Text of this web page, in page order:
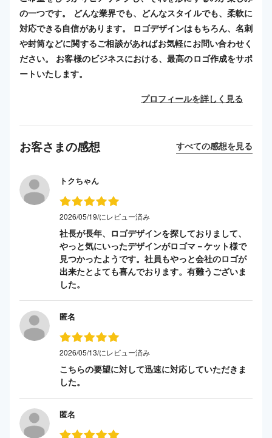
の一つです。 どんな業界でも、どんなスタイルでも、柔軟に
対応できる自信があります。 ロゴデザインはもちろん、名刺
や封筒などに関するご相談があればお気軽にお問い合わせく
ださい。 お客様のビジネスにおける、最高のロゴ作成をサポ
ートいたします。
プロフィールを詳しく見る
お客さまの感想 すべての感想を見る
トクちゃん
2026/05/19/にレビュー済み
社長が長年、ロゴデザインを探しておりまして、
やっと気にいったデザインがロゴマ－ケット様で
見つかったようです。社員もやっと会社のロゴが
出来たとよても喜んでおります。有難うございま
した。
匿名
2026/05/13/にレビュー済み
こちらの要望に対して迅速に対応していただきま
した。
匿名